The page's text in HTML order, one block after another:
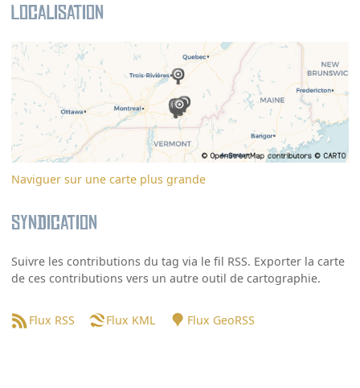
Localisation
Naviguer sur une carte plus grande
Syndication
Suivre les contributions du tag via le fil RSS. Exporter la carte
de ces contributions vers un autre outil de cartographie.
Flux RSS Flux KML Flux GeoRSS